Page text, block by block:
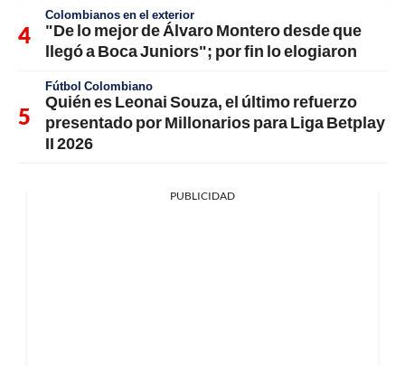
Colombianos en el exterior
"De lo mejor de Álvaro Montero desde que
llegó a Boca Juniors"; por fin lo elogiaron
Fútbol Colombiano
Quién es Leonai Souza, el último refuerzo
presentado por Millonarios para Liga Betplay
II 2026
PUBLICIDAD